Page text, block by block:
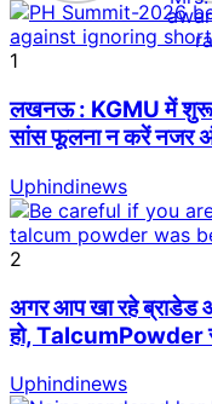
1
लखनऊ : KGMU में शुरू
सांस फूलना न करें नजर
Uphindinews
2
अगर आप खा रहे ब्राडेड
हो, TalcumPowder
Uphindinews